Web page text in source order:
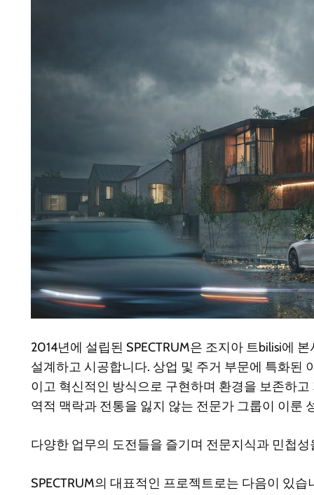
2014년에 설립된 SPECTRUM은 조지아 트bilisi에
설계하고 시공합니다. 상업 및 주거 부문에 특화된
이고 혁신적인 방식으로 구현하며 환경을 보존하
역적 맥락과 전통을 잃지 않는 전문가 그룹이 이룬
다양한 업무의 도전들을 즐기며 전문지식과 민첩
SPECTRUM의 대표적인 프로젝트로는 다음이 있습